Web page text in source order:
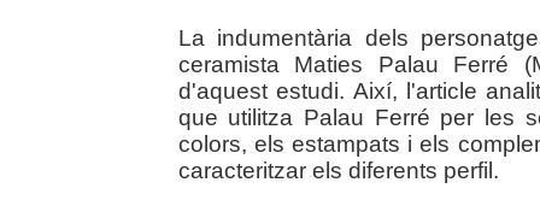
La indumentària dels
ceramista Maties Palau Ferré
d'aquest estudi. Així, l'article
que utilitza Palau Ferré per les
colors, els estampats i els
caracteritzar els diferents perfil.